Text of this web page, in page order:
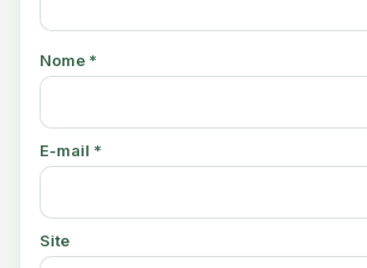
Nome *
E-mail *
Site